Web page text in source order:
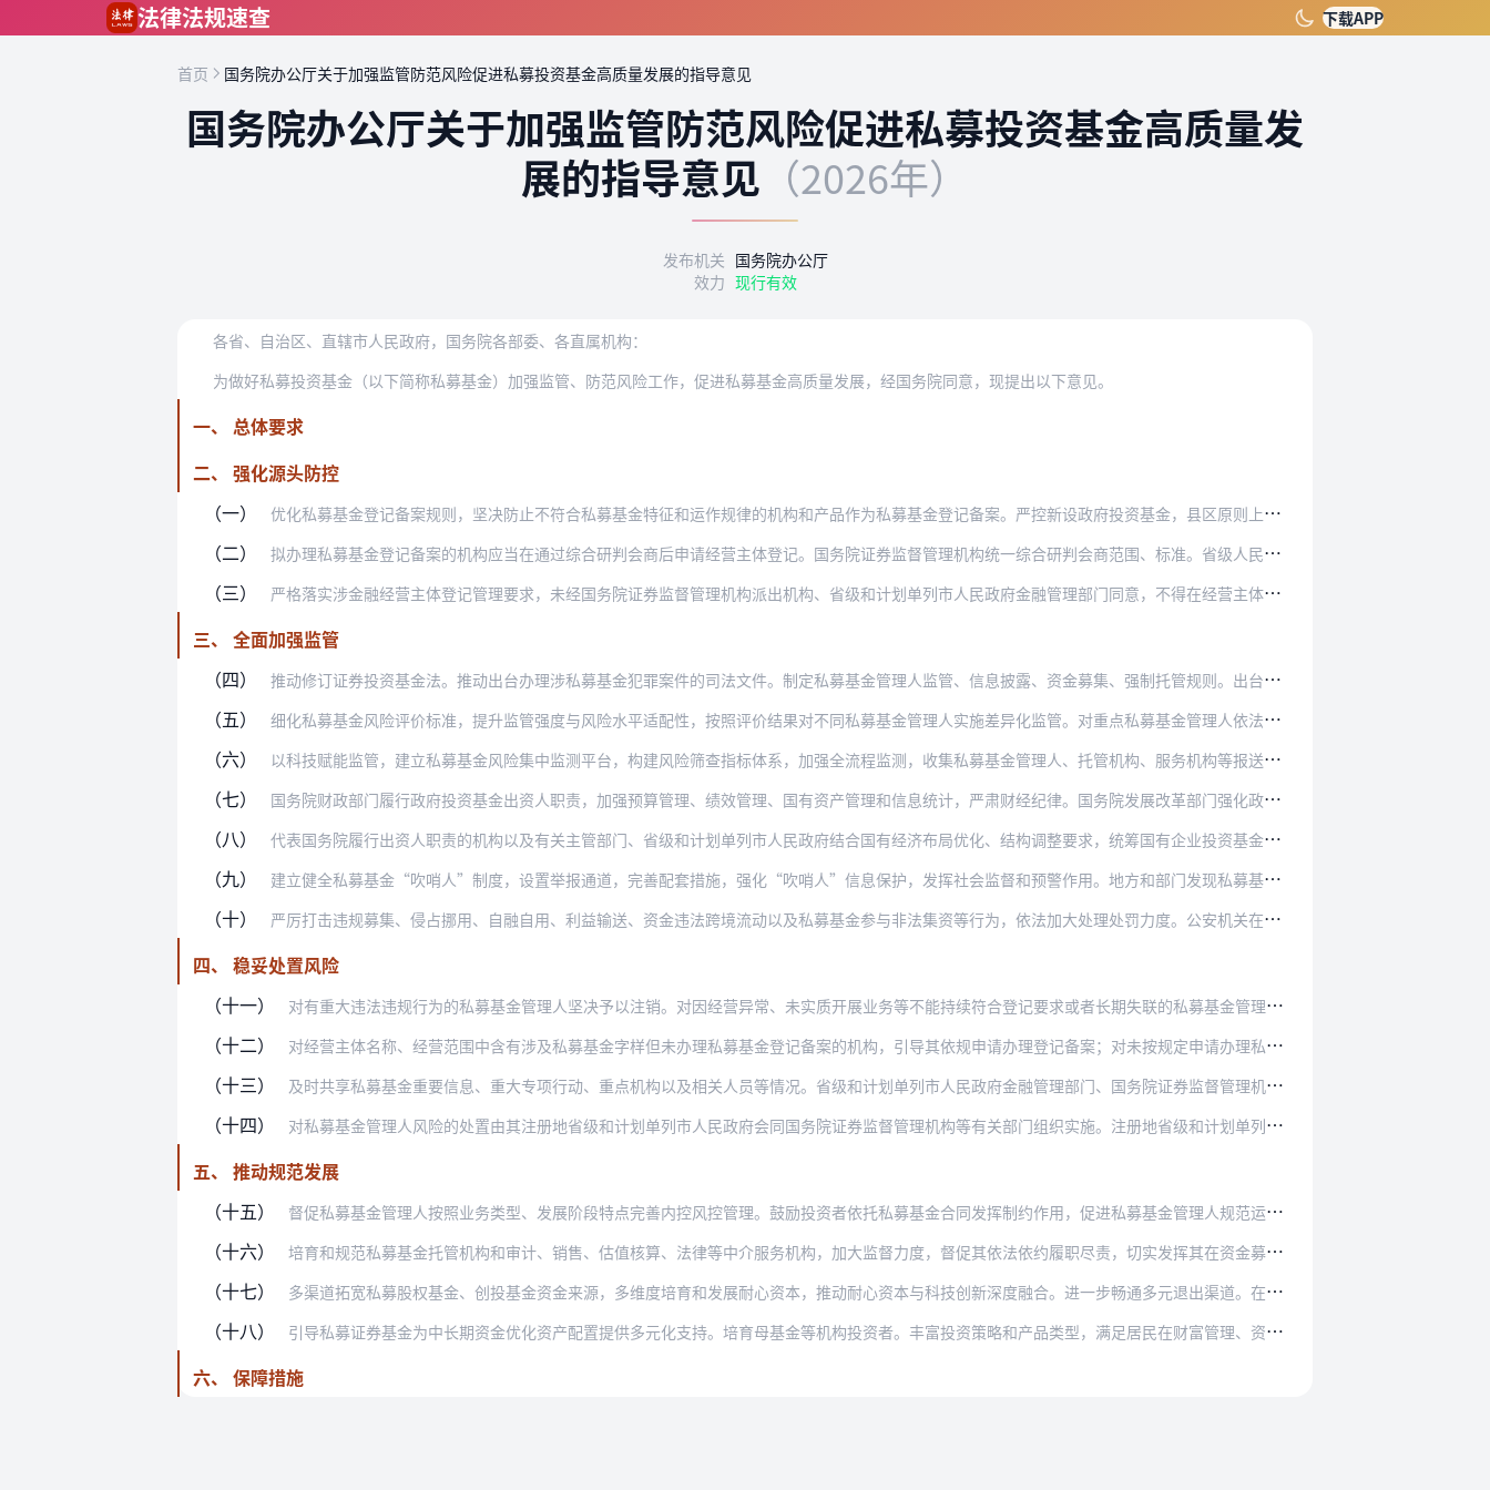
法律法规速查 下载APP
首页 国务院办公厅关于加强监管防范风险促进私募投资基金高质量发展的指导意见
国务院办公厅关于加强监管防范风险促进私募投资基金高质量发
展的指导意见 （2026年）
发布机关 国务院办公厅
效力 现行有效
各省、自治区、直辖市人民政府，国务院各部委、各直属机构：
为做好私募投资基金（以下简称私募基金）加强监管、防范风险工作，促进私募基金高质量发展，经国务院同意，现提出以下意见。
一、 总体要求
二、 强化源头防控
（一）
优化私募基金登记备案规则，坚决防止不符合私募基金特征和运作规律的机构和产品作为私募基金登记备案。严控新设政府投资基金，县区原则上不得新设，确有必要新设的应当报上…
（二） 拟办理私募基金登记备案的机构应当在通过综合研判会商后申请经营主体登记。国务院证券监督管理机构统一综合研判会商范围、标准。省级人民政府、计划单列市人民政府（以下统…
（三） 严格落实涉金融经营主体登记管理要求，未经国务院证券监督管理机构派出机构、省级和计划单列市人民政府金融管理部门同意，不得在经营主体名称、经营范围中使用“私募基金”…
三、 全面加强监管
（四）
推动修订证券投资基金法。推动出台办理涉私募基金犯罪案件的司法文件。制定私募基金管理人监管、信息披露、资金募集、强制托管规则。出台规范私募基金“对赌协议”制度安排…
（五） 细化私募基金风险评价标准，提升监管强度与风险水平适配性，按照评价结果对不同私募基金管理人实施差异化监管。对重点私募基金管理人依法加大现场检查力度，加强央地和跨辖…
（六） 以科技赋能监管，建立私募基金风险集中监测平台，构建风险筛查指标体系，加强全流程监测，收集私募基金管理人、托管机构、服务机构等报送的信息以及经营主体登记、司法诉讼…
（七） 国务院财政部门履行政府投资基金出资人职责，加强预算管理、绩效管理、国有资产管理和信息统计，严肃财经纪律。国务院发展改革部门强化政府投资基金信用建设和信用信息登记…
（八） 代表国务院履行出资人职责的机构以及有关主管部门、省级和计划单列市人民政府结合国有经济布局优化、结构调整要求，统筹国有企业投资基金布局规划，督促基金聚焦主责主业、…
（九） 建立健全私募基金“吹哨人”制度，设置举报通道，完善配套措施，强化“吹哨人”信息保护，发挥社会监督和预警作用。地方和部门发现私募基金违规违纪违法等重大问题的，按程…
（十） 严厉打击违规募集、侵占挪用、自融自用、利益输送、资金违法跨境流动以及私募基金参与非法集资等行为，依法加大处理处罚力度。公安机关在当地人民政府领导下，对风险问题突…
四、 稳妥处置风险
（十一）
对有重大违法违规行为的私募基金管理人坚决予以注销。对因经营异常、未实质开展业务等不能持续符合登记要求或者长期失联的私募基金管理人，且未按要求整改的，限期予以注销…
（十二） 对经营主体名称、经营范围中含有涉及私募基金字样但未办理私募基金登记备案的机构，引导其依规申请办理登记备案；对未按规定申请办理私募基金登记备案、经审核不符合私募基…
（十三） 及时共享私募基金重要信息、重大专项行动、重点机构以及相关人员等情况。省级和计划单列市人民政府金融管理部门、国务院证券监督管理机构派出机构共同牵头建立常态化私募基…
（十四） 对私募基金管理人风险的处置由其注册地省级和计划单列市人民政府会同国务院证券监督管理机构等有关部门组织实施。注册地省级和计划单列市人民政府及时摸清底数，按照市场化…
五、 推动规范发展
（十五）
督促私募基金管理人按照业务类型、发展阶段特点完善内控风控管理。鼓励投资者依托私募基金合同发挥制约作用，促进私募基金管理人规范运作。加强对私募基金管理人高级管理人…
（十六） 培育和规范私募基金托管机构和审计、销售、估值核算、法律等中介服务机构，加大监督力度，督促其依法依约履职尽责，切实发挥其在资金募集、投资运作、保障私募基金财产安全…
（十七） 多渠道拓宽私募股权基金、创投基金资金来源，多维度培育和发展耐心资本，推动耐心资本与科技创新深度融合。进一步畅通多元退出渠道。在私募基金登记备案等环节重点支持投早…
（十八） 引导私募证券基金为中长期资金优化资产配置提供多元化支持。培育母基金等机构投资者。丰富投资策略和产品类型，满足居民在财富管理、资产配置等方面的需求。引导私募证券基…
六、 保障措施